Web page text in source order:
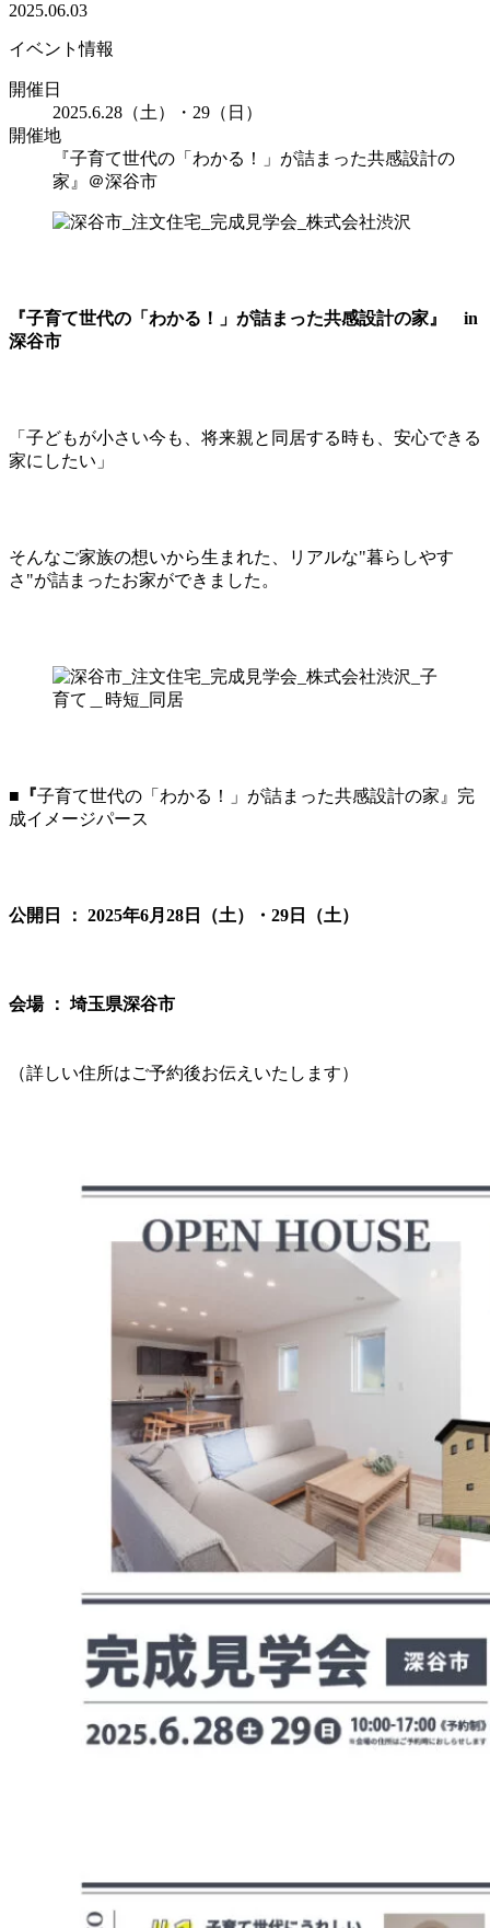
2025.06.03
イベント情報
開催日
2025.6.28（土）・29（日）
開催地
『子育て世代の「わかる！」が詰まった共感設計の
家』＠深谷市
『子育て世代の「わかる！」が詰まった共感設計の家』 in
深谷市
「子どもが小さい今も、将来親と同居する時も、安心できる
家にしたい」
そんなご家族の想いから生まれた、リアルな"暮らしやす
さ"が詰まったお家ができました。
■ 『子育て世代の「わかる！」が詰まった共感設計の家』完
成イメージパース
公開日 ： 2025年6月28日（土）・29日（土）
会場 ： 埼玉県深谷市
（詳しい住所はご予約後お伝えいたします）